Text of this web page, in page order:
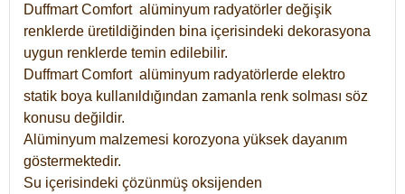
Duffmart Comfort alüminyum radyatörler değişik
renklerde üretildiğinden bina içerisindeki dekorasyona
uygun renklerde temin edilebilir.
DuffmartComfort alüminyum radyatörlerde elektro
statik boya kullanıldığından zamanla renk solması söz
konusu değildir.
Alüminyum malzemesi korozyona yüksek dayanım
göstermektedir.
Su içerisindeki çözünmüş oksijenden